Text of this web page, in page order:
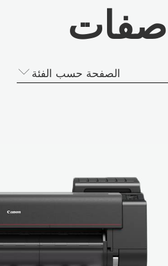
الصفحة حسب الفئة